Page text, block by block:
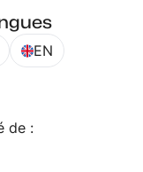
EN
de :